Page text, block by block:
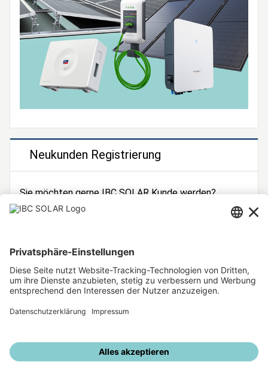
Neukunden Registrierung
Sie möchten gerne IBC SOLAR Kunde werden?
Dann registrieren Sie sich jetzt!
Unsere weiteren Angebote
IBC SOLAR Webseite